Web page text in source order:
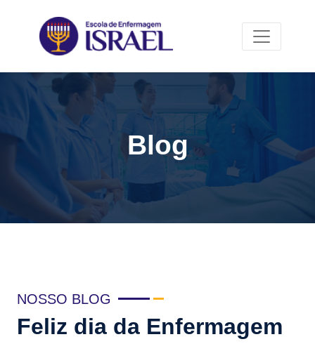
Blog
NOSSO BLOG
Feliz dia da Enfermagem